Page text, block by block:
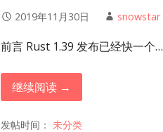
2019年11月30日 snowstar
前言 Rust 1.39 发布已经快一个…
继续阅读 →
发帖时间： 未分类